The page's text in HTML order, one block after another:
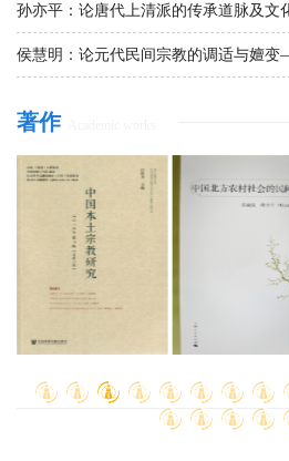
的身份转换为中心
孙亦平：论唐代上清派的传承道脉及文
侯慧明：论元代民间宗教的调适与嬗变
末黄天道《玉律经宝卷》试析
高丽杨：坚持道教中国化方向的五个着
李贵海、曾楚华：从土家族医史文献探
著作